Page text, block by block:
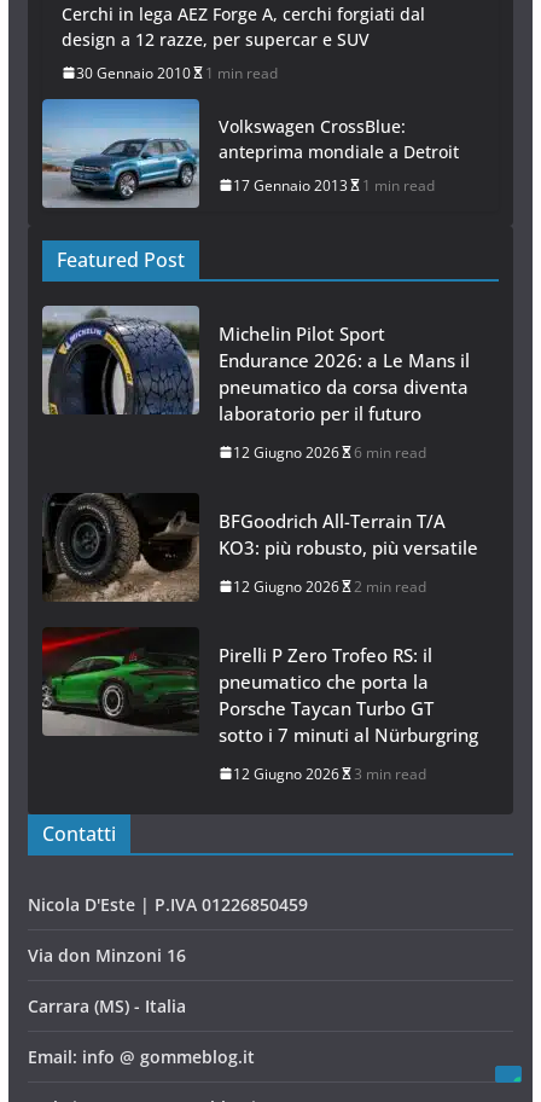
Cerchi in lega AEZ Forge A, cerchi forgiati dal
design a 12 razze, per supercar e SUV
30 Gennaio 2010 1 min read
Volkswagen CrossBlue:
anteprima mondiale a Detroit
17 Gennaio 2013 1 min read
Featured Post
Michelin Pilot Sport
Endurance 2026: a Le Mans il
pneumatico da corsa diventa
laboratorio per il futuro
12 Giugno 2026 6 min read
BFGoodrich All-Terrain T/A
KO3: più robusto, più versatile
12 Giugno 2026 2 min read
Pirelli P Zero Trofeo RS: il
pneumatico che porta la
Porsche Taycan Turbo GT
sotto i 7 minuti al Nürburgring
12 Giugno 2026 3 min read
Contatti
Nicola D'Este | P.IVA 01226850459
Via don Minzoni 16
Carrara (MS) - Italia
Email: info @ gommeblog.it